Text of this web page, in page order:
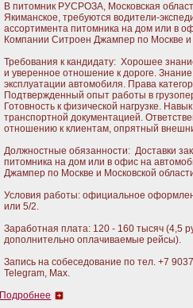
В питомник РУСРОЗА, Московская
Якиманское, требуются водители-
ассортимента питомника на дом или в
Компании Ситроен Джампер по Москве и
Требования к кандидату: Хорошее
и уверенное отношение к дороге.
эксплуатации автомобиля. Права
Подтвержденный опыт работы в
Готовность к физической нагрузке.
транспортной документацией.
отношению к клиентам, опрятный
Должностные обязанности: Доставки
питомника на дом или в офис на
Джампер по Москве и Московской
Условия работы: официальное
или 5/2.
Заработная плата: 120 - 160 тысяч (4,5
дополнительно оплачиваемые рейсы).
Запись на собеседование по тел. +7
Telegram, Max.
Подробнее